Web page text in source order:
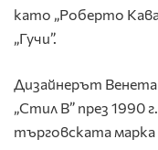
като „Роберто
„Гучи”.
Дизайнерът
„Стил В” през 1990
търговската марка